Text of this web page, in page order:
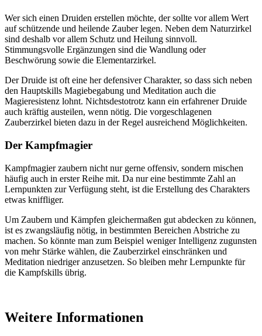
Wer sich einen Druiden erstellen möchte, der sollte vor allem Wert
auf schützende und heilende Zauber legen. Neben dem Naturzirkel
sind deshalb vor allem Schutz und Heilung sinnvoll.
Stimmungsvolle Ergänzungen sind die Wandlung oder
Beschwörung sowie die Elementarzirkel.
Der Druide ist oft eine her defensiver Charakter, so dass sich neben
den Hauptskills Magiebegabung und Meditation auch die
Magieresistenz lohnt. Nichtsdestotrotz kann ein erfahrener Druide
auch kräftig austeilen, wenn nötig. Die vorgeschlagenen
Zauberzirkel bieten dazu in der Regel ausreichend Möglichkeiten.
Der Kampfmagier
Kampfmagier zaubern nicht nur gerne offensiv, sondern mischen
häufig auch in erster Reihe mit. Da nur eine bestimmte Zahl an
Lernpunkten zur Verfügung steht, ist die Erstellung des Charakters
etwas kniffliger.
Um Zaubern und Kämpfen gleichermaßen gut abdecken zu können,
ist es zwangsläufig nötig, in bestimmten Bereichen Abstriche zu
machen. So könnte man zum Beispiel weniger Intelligenz zugunsten
von mehr Stärke wählen, die Zauberzirkel einschränken und
Meditation niedriger anzusetzen. So bleiben mehr Lernpunkte für
die Kampfskills übrig.
Weitere Informationen